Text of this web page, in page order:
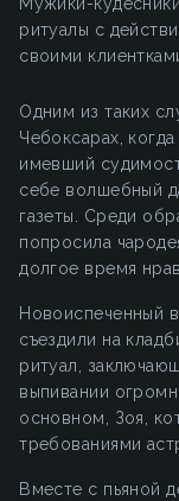
ритуалы с
своими
Одним из таких
Чебоксарах,
имевший
себе волшебный
газеты. Среди
попросила
долгое время
Новоиспеченный
съездили на
ритуал,
выпивании
основном, Зоя,
требованиями
Вместе с пьяной